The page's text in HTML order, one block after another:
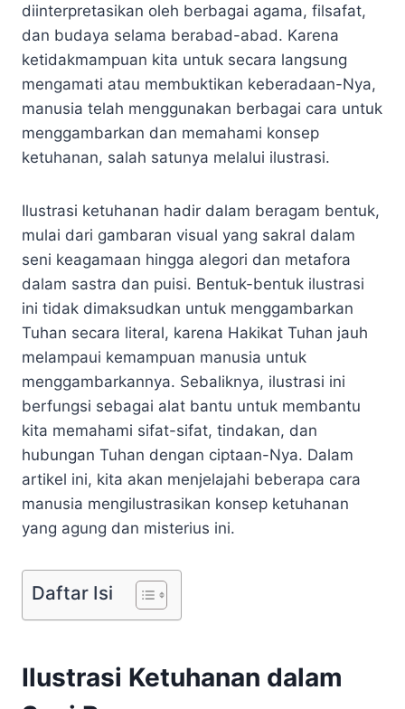
diinterpretasikan oleh berbagai agama, filsafat,
dan budaya selama berabad-abad. Karena
ketidakmampuan kita untuk secara langsung
mengamati atau membuktikan keberadaan-Nya,
manusia telah menggunakan berbagai cara untuk
menggambarkan dan memahami konsep
ketuhanan, salah satunya melalui ilustrasi.
Ilustrasi ketuhanan hadir dalam beragam bentuk,
mulai dari gambaran visual yang sakral dalam
seni keagamaan hingga alegori dan metafora
dalam sastra dan puisi. Bentuk-bentuk ilustrasi
ini tidak dimaksudkan untuk menggambarkan
Tuhan secara literal, karena Hakikat Tuhan jauh
melampaui kemampuan manusia untuk
menggambarkannya. Sebaliknya, ilustrasi ini
berfungsi sebagai alat bantu untuk membantu
kita memahami sifat-sifat, tindakan, dan
hubungan Tuhan dengan ciptaan-Nya. Dalam
artikel ini, kita akan menjelajahi beberapa cara
manusia mengilustrasikan konsep ketuhanan
yang agung dan misterius ini.
Daftar Isi
Ilustrasi Ketuhanan dalam